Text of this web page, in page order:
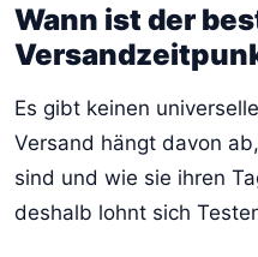
Wann ist der
Es gibt keinen
Versand hängt davon
sind und wie sie ihren
deshalb lohnt sich